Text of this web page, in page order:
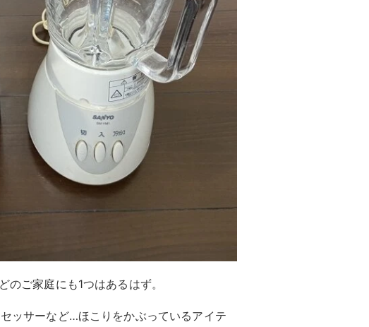
ご家庭にも1つはあるはず。
ッサーなど…ほこりをかぶっているアイテ